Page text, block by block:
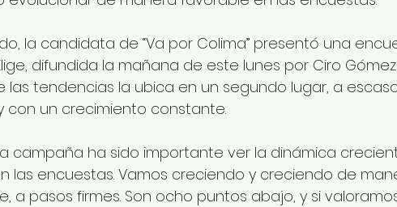
la candidata de “Va por Colima” presentó una
difundida la mañana de este lunes por Ciro
las tendencias la ubica en un segundo lugar, a
y con un crecimiento constante.
la campaña ha sido importante ver la dinámica
las encuestas. Vamos creciendo y creciendo de
a pasos firmes. Son ocho puntos abajo, y si